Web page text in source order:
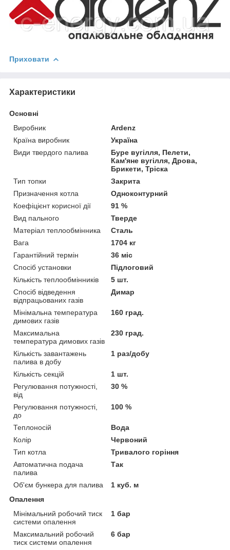
Приховати
Характеристики
Основні
Виробник
Ardenz
Країна виробник
Україна
Види твердого палива
Буре вугілля, Пелети,
Кам'яне вугілля, Дрова,
Брикети, Тріска
Тип топки
Закрита
Призначення котла
Одноконтурний
Коефіцієнт корисної дії
91 %
Вид пального
Тверде
Матеріал теплообмінника
Сталь
Вага
1704 кг
Гарантійний термін
36 міс
Спосіб установки
Підлоговий
Кількість теплообмінників
5 шт.
Спосіб відведення
відпрацьованих газів
Димар
Мінімальна температура
димових газів
160 град.
Максимальна
температура димових газів
230 град.
Кількість завантажень
палива в добу
1 раз/добу
Кількість секцій
1 шт.
Регулювання потужності,
від
30 %
Регулювання потужності,
до
100 %
Теплоносій
Вода
Колір
Червоний
Тип котла
Тривалого горіння
Автоматична подача
палива
Так
Об'єм бункера для палива
1 куб. м
Опалення
Мінімальний робочий тиск
системи опалення
1 бар
Максимальний робочий
тиск системи опалення
6 бар